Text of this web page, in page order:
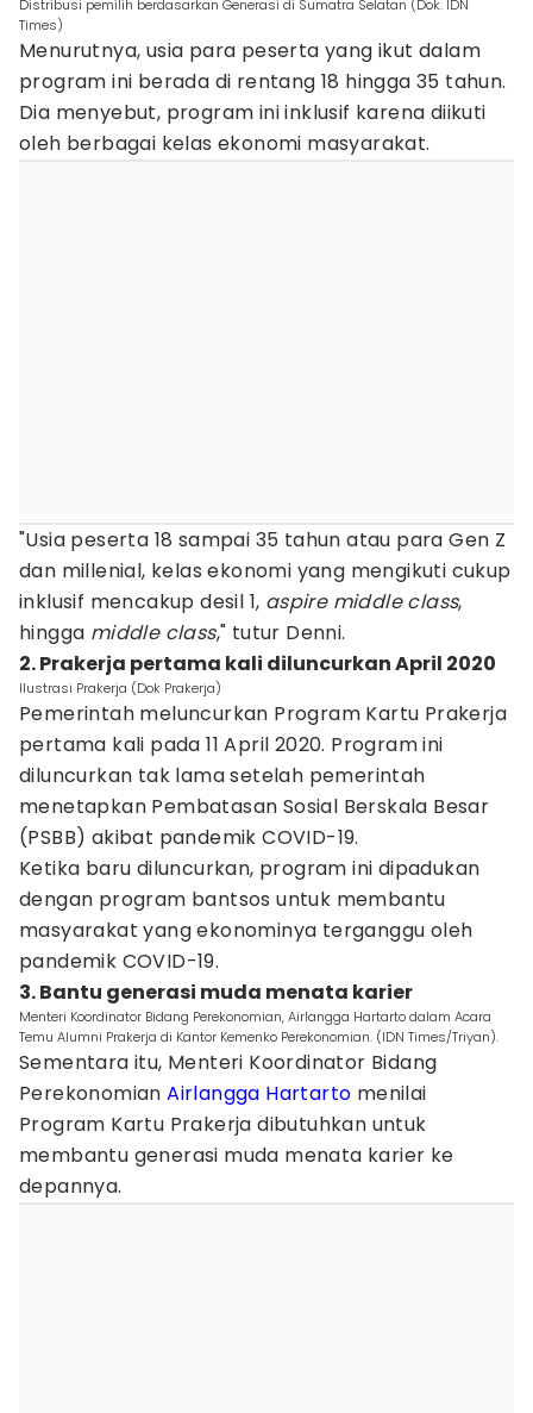
Distribusi pemilih berdasarkan Generasi di Sumatra Selatan (Dok. IDN
Times)
Menurutnya, usia para peserta yang ikut dalam
program ini berada di rentang 18 hingga 35 tahun.
Dia menyebut, program ini inklusif karena diikuti
oleh berbagai kelas ekonomi masyarakat.
"Usia peserta 18 sampai 35 tahun atau para Gen Z
dan millenial, kelas ekonomi yang mengikuti cukup
inklusif mencakup desil 1, aspire middle class,
hingga middle class," tutur Denni.
2. Prakerja pertama kali diluncurkan April 2020
Ilustrasi Prakerja (Dok Prakerja)
Pemerintah meluncurkan Program Kartu Prakerja
pertama kali pada 11 April 2020. Program ini
diluncurkan tak lama setelah pemerintah
menetapkan Pembatasan Sosial Berskala Besar
(PSBB) akibat pandemik COVID-19.
Ketika baru diluncurkan, program ini dipadukan
dengan program bantsos untuk membantu
masyarakat yang ekonominya terganggu oleh
pandemik COVID-19.
3. Bantu generasi muda menata karier
Menteri Koordinator Bidang Perekonomian, Airlangga Hartarto dalam Acara
Temu Alumni Prakerja di Kantor Kemenko Perekonomian. (IDN Times/Triyan).
Sementara itu, Menteri Koordinator Bidang
PerekonomianAirlangga Hartarto menilai
Program Kartu Prakerja dibutuhkan untuk
membantu generasi muda menata karier ke
depannya.